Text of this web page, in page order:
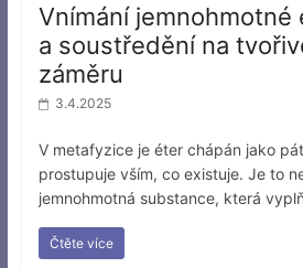
Vnímání jemnohmotné
a soustředění na
záměru
3.4.2025
V metafyzice je éter chápán jako
prostupuje vším, co existuje. Je to
jemnohmotná substance, která
Čtěte více